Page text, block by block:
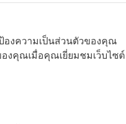
องความเป็นส่วนตัวของคุณ
องคุณเมื่อคุณเยี่ยมชมเว็บไซต์